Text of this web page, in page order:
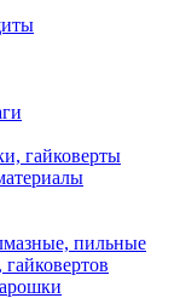
гайковерты
пильные